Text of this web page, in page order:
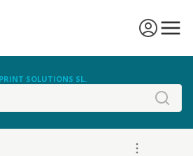
SOLUTIONS SL.